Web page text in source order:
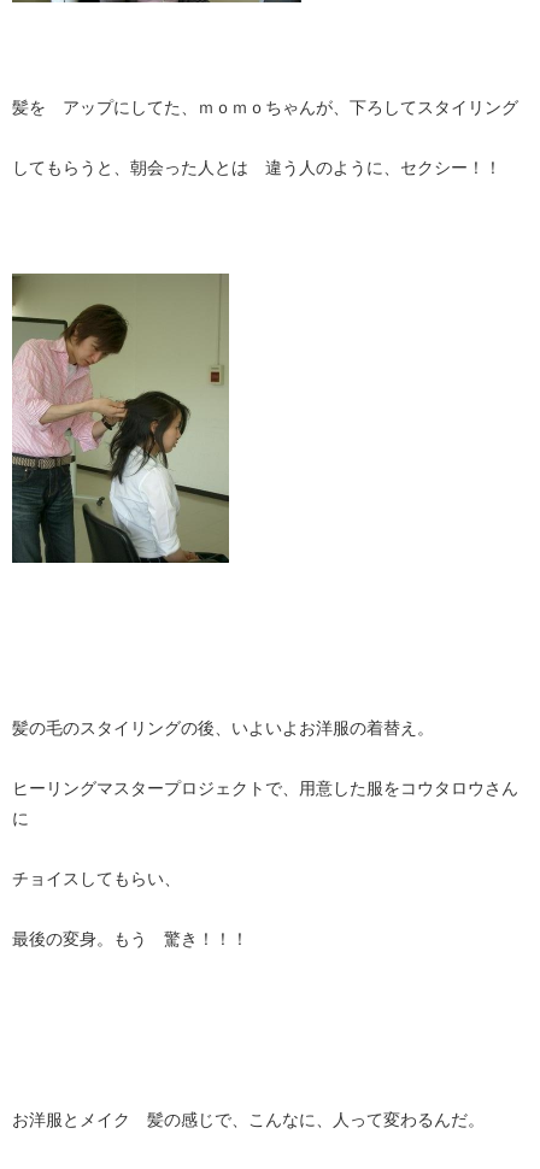
髪を アップにしてた、ｍｏｍｏちゃんが、下ろしてスタイリング
してもらうと、朝会った人とは 違う人のように、セクシー！！
髪の毛のスタイリングの後、いよいよお洋服の着替え。
ヒーリングマスタープロジェクトで、用意した服をコウタロウさん
に
チョイスしてもらい、
最後の変身。もう 驚き！！！
お洋服とメイク 髪の感じで、こんなに、人って変わるんだ。